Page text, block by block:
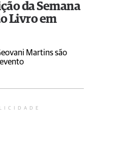
da Semana
Livro em
Martins são